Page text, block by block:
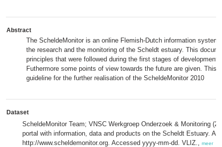
Abstract
The ScheldeMonitor is an online Flemish-Dutch information
the research and the monitoring of the Scheldt estuary. This
principles that were followed during the first stages of development
Futhermore some points of view towards the future are given. This
guideline for the further realisation of the ScheldeMonitor 2010
Dataset
ScheldeMonitor Team; VNSC Werkgroep Onderzoek & Monitoring
portal with information, data and products on the Scheldt Estuary.
http://www.scheldemonitor.org. Accessed yyyy-mm-dd. VLIZ., meer